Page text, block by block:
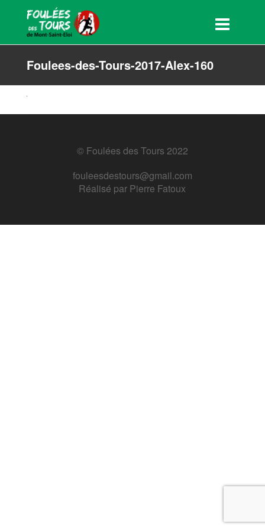
Foulees-des-Tours-2017-Alex-160
© Foulées des Tours 2022
fouleesdestours@gmail.com
Réalisé par Pierre Fatoux